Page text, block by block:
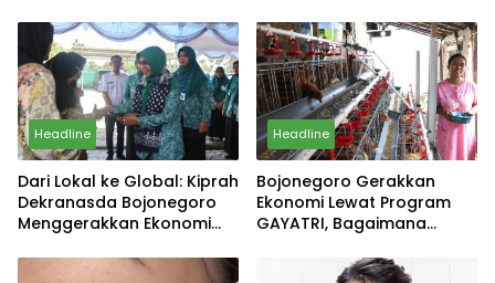
Headline
Dari Lokal ke Global: Kiprah
Dekranasda Bojonegoro
Menggerakkan Ekonomi
Headline
Bojonegoro Gerakkan
Ekonomi Lewat Program
GAYATRI, Bagaimana